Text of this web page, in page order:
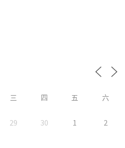
三 四 五 六
29 30 1 2